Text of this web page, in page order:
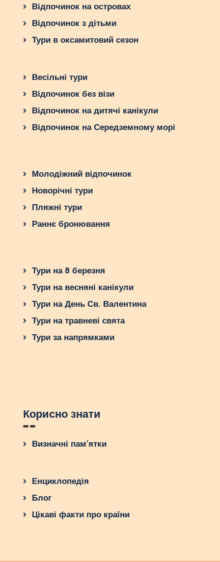
Відпочинок на островах
Відпочинок з дітьми
Тури в оксамитовий сезон
Весільні тури
Відпочинок без візи
Відпочинок на дитячі канікули
Відпочинок на Середземному морі
Молодіжний відпочинок
Новорічні тури
Пляжні тури
Раннє бронювання
Тури на 8 березня
Тури на весняні канікули
Тури на День Св. Валентина
Тури на травневі свята
Тури за напрямками
Корисно знати
Визначні пам’ятки
Енциклопедія
Блог
Цікаві факти про країни